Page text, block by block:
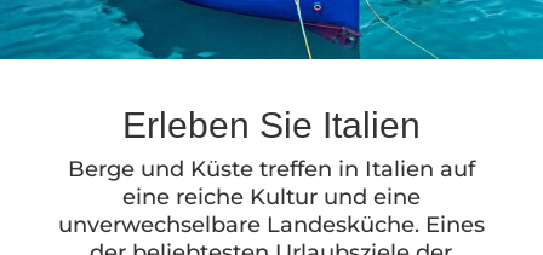
Erleben Sie Italien
Berge und Küste treffen in Italien auf
eine reiche Kultur und eine
unverwechselbare Landesküche. Eines